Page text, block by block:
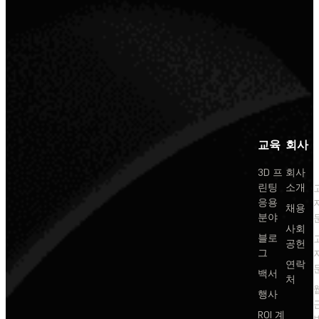
교육
3D 프
린팅
응용
분야
블로
그
백서
행사
ROI 계
회사
회사
소개
채용
사회
공헌
연락
처